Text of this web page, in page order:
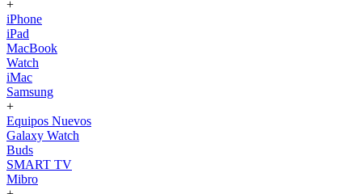
+
iPhone
iPad
MacBook
Watch
iMac
Samsung
+
Equipos Nuevos
Galaxy Watch
Buds
SMART TV
Mibro